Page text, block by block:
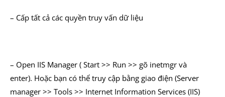
– Cấp tất cả các quyền truy vấn dữ liệu
– Open IIS Manager ( Start >> Run >> gõ inetmgr và
enter). Hoặc bạn có thể truy cập bằng giao điện (Server
manager >> Tools >> Internet Information Services (IIS)